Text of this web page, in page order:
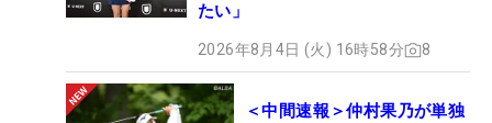
たい」
2026年8月4日 (火) 16時58分 8
＜中間速報＞仲村果乃が単独